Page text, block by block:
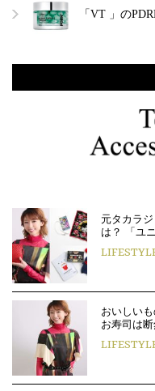
「VT 」の
元タカラ
は？ 「ユ
おいしい
お寿司は